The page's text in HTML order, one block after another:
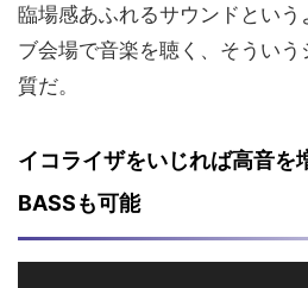
臨場感あふれるサウンドという
ブ会場で音楽を聴く、そうい
質だ。
イコライザをいじれば高音を
BASSも可能